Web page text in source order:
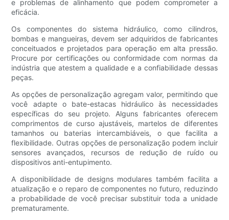
e problemas de alinhamento que podem comprometer a
eficácia.
Os componentes do sistema hidráulico, como cilindros,
bombas e mangueiras, devem ser adquiridos de fabricantes
conceituados e projetados para operação em alta pressão.
Procure por certificações ou conformidade com normas da
indústria que atestem a qualidade e a confiabilidade dessas
peças.
As opções de personalização agregam valor, permitindo que
você adapte o bate-estacas hidráulico às necessidades
específicas do seu projeto. Alguns fabricantes oferecem
comprimentos de curso ajustáveis, martelos de diferentes
tamanhos ou baterias intercambiáveis, o que facilita a
flexibilidade. Outras opções de personalização podem incluir
sensores avançados, recursos de redução de ruído ou
dispositivos anti-entupimento.
A disponibilidade de designs modulares também facilita a
atualização e o reparo de componentes no futuro, reduzindo
a probabilidade de você precisar substituir toda a unidade
prematuramente.